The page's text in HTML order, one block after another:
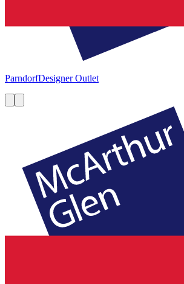
ParndorfDesigner Outlet